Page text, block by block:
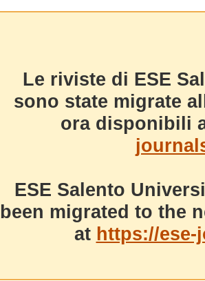
Le riviste di ESE
sono state migrate
ora disponibili
ESE Salento
been migrated to the
at https://